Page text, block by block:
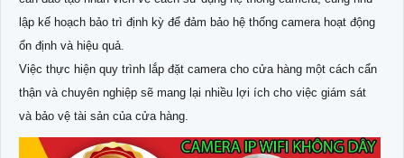
lập kế hoạch bảo trì định kỳ để đảm bảo hệ thống camera hoạt động
ổn định và hiệu quả.
Việc thực hiện quy trình lắp đặt camera cho cửa hàng một cách cẩn
thận và chuyên nghiệp sẽ mang lại nhiều lợi ích cho việc giám sát
và bảo vệ tài sản của cửa hàng.